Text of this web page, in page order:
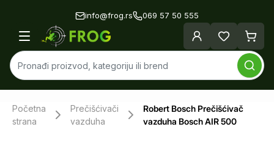
info@frog.rs 069 57 50 555
Početna
strana
Prečišćivači
vazduha
Robert Bosch Prečišćivač
vazduha Bosch AIR 500